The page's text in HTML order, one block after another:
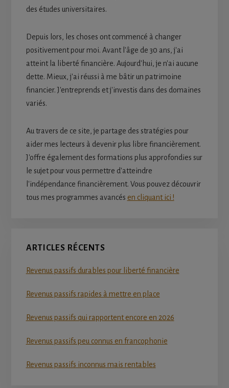
des études universitaires.
Depuis lors, les choses ont commencé à changer
positivement pour moi. Avant l'âge de 30 ans, j'ai
atteint la liberté financière. Aujourd'hui, je n'ai aucune
dette. Mieux, j'ai réussi à me bâtir un patrimoine
financier. J'entreprends et j'investis dans des domaines
variés.
Au travers de ce site, je partage des stratégies pour
aider mes lecteurs à devenir plus libre financièrement.
J'offre également des formations plus approfondies sur
le sujet pour vous permettre d'atteindre
l'indépendance financièrement. Vous pouvez découvrir
tous mes programmes avancés en cliquant ici !
ARTICLES RÉCENTS
Revenus passifs durables pour liberté financière
Revenus passifs rapides à mettre en place
Revenus passifs qui rapportent encore en 2026
Revenus passifs peu connus en francophonie
Revenus passifs inconnus mais rentables